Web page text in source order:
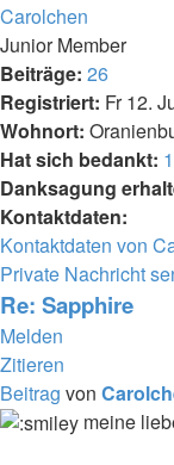
Carolchen
Junior Member
Beiträge: 26
Registriert: Fr 12.
Wohnort:
Hat sich bedankt:
Danksagung
Kontaktdaten:
Kontaktdaten von
Private Nachricht
Re: Sapphire
Melden
Zitieren
Beitrag von
meine